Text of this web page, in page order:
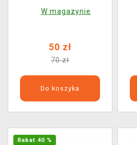
W magazynie
50 zł
70 zł
Do koszyka
Rabat 40 %